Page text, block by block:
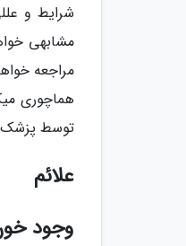
شرایط و
مشابهی
مراجعه
هماچوری
توسط پزشک
علائم
وجود